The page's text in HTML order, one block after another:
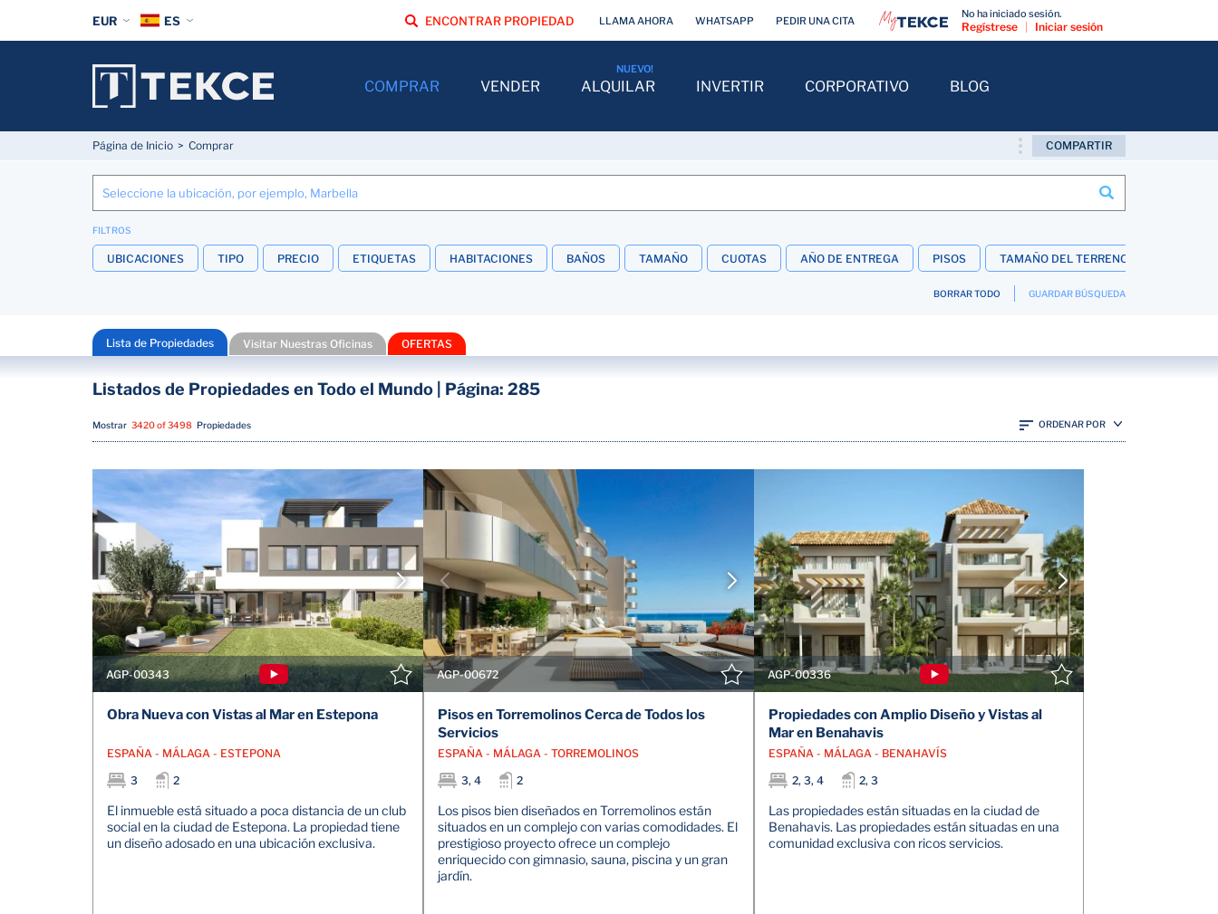
Página de Inicio Comprar COMPARTIR
FILTROS
UBICACIONES TIPO PRECIO ETIQUETAS HABITACIONES BAÑOS TAMAÑO CUOTAS AÑO DE ENTREGA PISOS TAMAÑO DEL TERRENO
BORRAR TODO GUARDAR BÚSQUEDA
Lista de Propiedades Visitar Nuestras Oficinas OFERTAS
Listados de Propiedades en Todo el Mundo | Página: 285
ORDENAR POR
Mostrar 3420 of 3498 Propiedades
VER DETALLES
CONTACTE CON EL AGENTE
AGP-00343
Obra Nueva con Vistas al Mar en Estepona
ESPAÑA - MÁLAGA - ESTEPONA
3
2
El inmueble está situado a poca distancia de un club
social en la ciudad de Estepona. La propiedad tiene
un diseño adosado en una ubicación exclusiva.
VER DETALLES
CONTACTE CON EL AGENTE
AGP-00672
Pisos en Torremolinos Cerca de Todos los
Servicios
ESPAÑA - MÁLAGA - TORREMOLINOS
3, 4
2
Los pisos bien diseñados en Torremolinos están
situados en un complejo con varias comodidades. El
prestigioso proyecto ofrece un complejo
enriquecido con gimnasio, sauna, piscina y un gran
jardín.
AGP-00336
Propiedades con Amplio Diseño y Vistas al
Mar en Benahavis
ESPAÑA - MÁLAGA - BENAHAVÍS
2, 3, 4
2, 3
Las propiedades están situadas en la ciudad de
Benahavis. Las propiedades están situadas en una
comunidad exclusiva con ricos servicios.
EUR ES
COMPRAR VENDER ALQUILAR INVERTIR CORPORATIVO BLOG
ENCONTRAR PROPIEDAD LLAMA AHORA WHATSAPP PEDIR UNA CITA
No ha iniciado sesión.
Regístrese Iniciar sesión